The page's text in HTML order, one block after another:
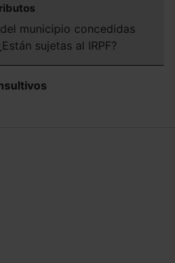
municipio concedidas
sujetas al IRPF?